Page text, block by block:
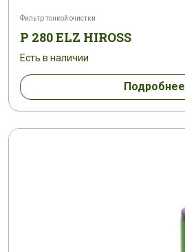
Фильтр тонкой очистки
P 280 ELZ HIROSS
Есть в наличии
Подробнее